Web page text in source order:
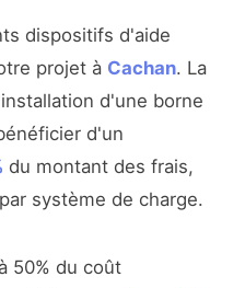
dispositifs d'aide
projet à Cachan. La
d'une borne
d'un
du montant des frais,
par système de charge.
50% du coût